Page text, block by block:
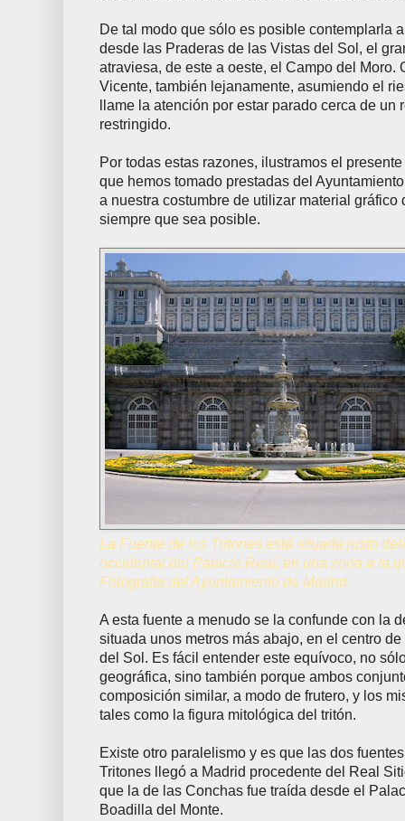
De tal modo que sólo es posible contemplarla
desde las Praderas de las Vistas del Sol, el
atraviesa, de este a oeste, el Campo del Moro.
Vicente, también lejanamente, asumiendo el
llame la atención por estar parado cerca de un
restringido.
Por todas estas razones, ilustramos el
que hemos tomado prestadas del
a nuestra costumbre de utilizar material gráfico
siempre que sea posible.
La Fuente de los Tritones está situada justo
occidental del Palacio Real, en una zona a la
Fotografía del Ayuntamiento de Madrid.
A esta fuente a menudo se la confunde con la
situada unos metros más abajo, en el centro
del Sol. Es fácil entender este equívoco, no
geográfica, sino también porque ambos
composición similar, a modo de frutero, y los
tales como la figura mitológica del tritón.
Existe otro paralelismo y es que las dos
Tritones llegó a Madrid procedente del Real
que la de las Conchas fue traída desde el
Boadilla del Monte.